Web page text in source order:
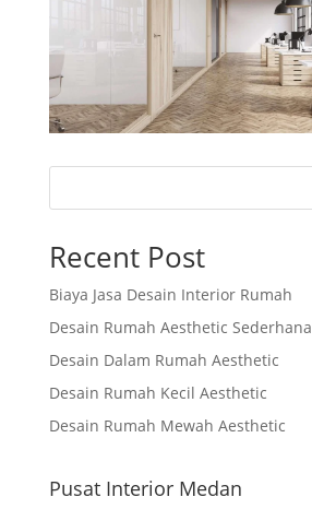
Recent Post
Biaya Jasa Desain Interior Rumah
Desain Rumah Aesthetic Sederhana
Desain Dalam Rumah Aesthetic
Desain Rumah Kecil Aesthetic
Desain Rumah Mewah Aesthetic
Pusat Interior Medan